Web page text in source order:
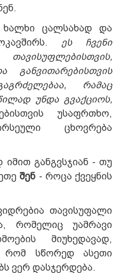
ცალსახად და
ეს ჩვენი
განვითარებისთვის
რამაც
უნდა გვაქციოს,
უსაფრთხო,
ცხოვრება
განგვსჯიან - თუ
შენ - როცა ქვეყნის
თავისუფალი
რომელიც უამრავი
მიუხედავად,
რომ სწორედ ასეთი
ვერ დასჯერდება.